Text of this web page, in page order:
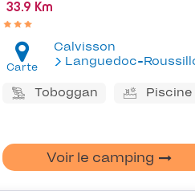
33.9 Km
Carte
Calvisson
Languedoc-
Toboggan Piscine
Voir le camping